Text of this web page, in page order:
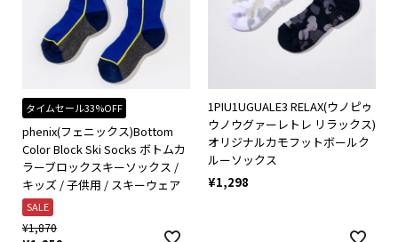
タイムセール33%OFF
phenix(フェニックス)Bottom
Color Block Ski Socks ボトムカ
ラーブロックスキーソックス /
キッズ / 子供用 / スキーウェア
SALE
¥1,870
1PIU1UGUALE3 RELAX(ウノピゥ
ウノウグァーレトレ リラックス)
オリジナルカモフットボールク
ルーソックス
¥1,298